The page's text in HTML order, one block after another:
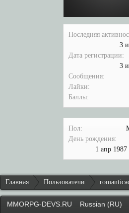
Последняя
3
Дата регистрации:
3
Сообщения:
Лайки:
Баллы:
Пол:
День рождения:
1 апр 1987
Главная Пользователи
MMORPG-DEVS.RU Russian (RU)